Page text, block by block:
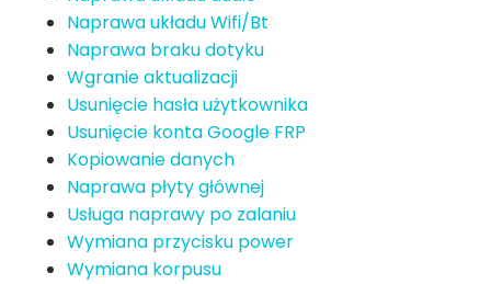
Naprawa układu Wifi/Bt
Naprawa braku dotyku
Wgranie aktualizacji
Usunięcie hasła użytkownika
Usunięcie konta Google FRP
Kopiowanie danych
Naprawa płyty głównej
Usługa naprawy po zalaniu
Wymiana przycisku power
Wymiana korpusu